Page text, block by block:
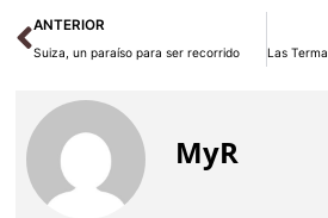
Ant
ANTERIOR
Suiza, un paraíso para ser recorrido
MyR